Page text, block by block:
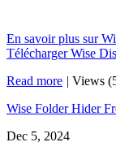
En savoir plus sur
Télécharger Wise
Read more | Views
Wise Folder Hider
Dec 5, 2024